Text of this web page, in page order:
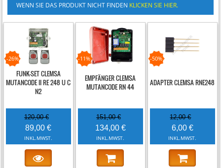
WENN SIE DAS PRODUKT NICHT FINDEN KLICKEN SIE HIER.
-26%
FUNK-SET CLEMSA
MUTANCODE II RE 248 U C
N2
120,00 €
89,00 €
INKL.MWST.
-11%
EMPFÄNGER CLEMSA
MUTANCODE RN 44
151,00 €
134,00 €
INKL.MWST.
-50%
ADAPTER CLEMSA RNE248
12,00 €
6,00 €
INKL.MWST.